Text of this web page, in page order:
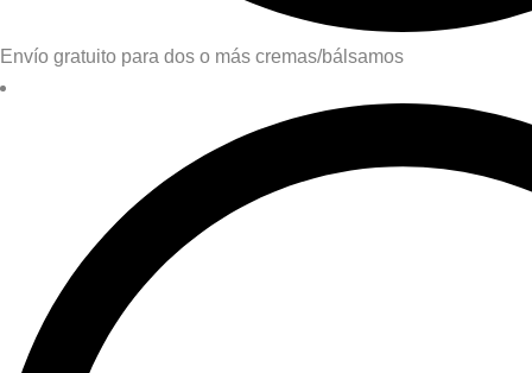
Envío gratuito para dos o más cremas/bálsamos